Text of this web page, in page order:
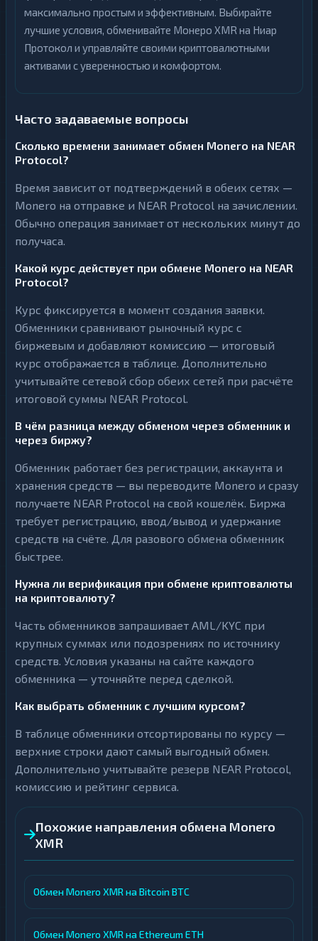
максимально простым и эффективным. Выбирайте
лучшие условия, обменивайте Монеро XMR на Ниар
Протокол и управляйте своими криптовалютными
активами с уверенностью и комфортом.
Часто задаваемые вопросы
Сколько времени занимает обмен Monero на NEAR
Protocol?
Время зависит от подтверждений в обеих сетях —
Monero на отправке и NEAR Protocol на зачислении.
Обычно операция занимает от нескольких минут до
получаса.
Какой курс действует при обмене Monero на NEAR
Protocol?
Курс фиксируется в момент создания заявки.
Обменники сравнивают рыночный курс с
биржевым и добавляют комиссию — итоговый
курс отображается в таблице. Дополнительно
учитывайте сетевой сбор обеих сетей при расчёте
итоговой суммы NEAR Protocol.
В чём разница между обменом через обменник и
через биржу?
Обменник работает без регистрации, аккаунта и
хранения средств — вы переводите Monero и сразу
получаете NEAR Protocol на свой кошелёк. Биржа
требует регистрацию, ввод/вывод и удержание
средств на счёте. Для разового обмена обменник
быстрее.
Нужна ли верификация при обмене криптовалюты
на криптовалюту?
Часть обменников запрашивает AML/KYC при
крупных суммах или подозрениях по источнику
средств. Условия указаны на сайте каждого
обменника — уточняйте перед сделкой.
Как выбрать обменник с лучшим курсом?
В таблице обменники отсортированы по курсу —
верхние строки дают самый выгодный обмен.
Дополнительно учитывайте резерв NEAR Protocol,
комиссию и рейтинг сервиса.
Похожие направления обмена Monero
XMR
Обмен Monero XMR на Bitcoin BTC
Обмен Monero XMR на Ethereum ETH